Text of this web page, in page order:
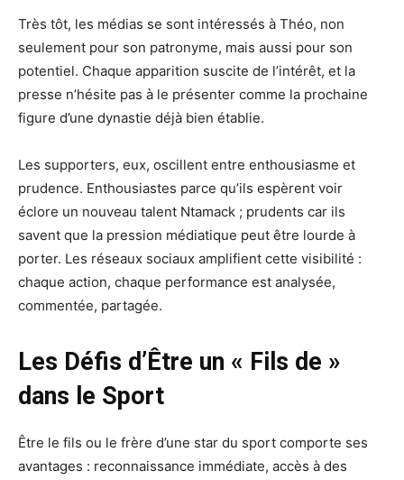
Très tôt, les médias se sont intéressés à Théo, non
seulement pour son patronyme, mais aussi pour son
potentiel. Chaque apparition suscite de l’intérêt, et la
presse n’hésite pas à le présenter comme la prochaine
figure d’une dynastie déjà bien établie.
Les supporters, eux, oscillent entre enthousiasme et
prudence. Enthousiastes parce qu’ils espèrent voir
éclore un nouveau talent Ntamack ; prudents car ils
savent que la pression médiatique peut être lourde à
porter. Les réseaux sociaux amplifient cette visibilité :
chaque action, chaque performance est analysée,
commentée, partagée.
Les Défis d’Être un « Fils de »
dans le Sport
Être le fils ou le frère d’une star du sport comporte ses
avantages : reconnaissance immédiate, accès à des